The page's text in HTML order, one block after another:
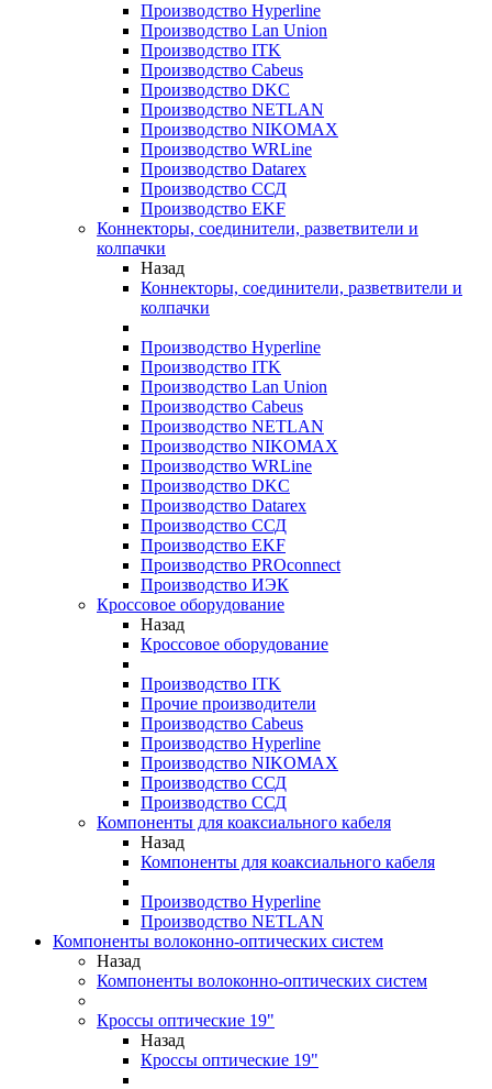
Производство Hyperline
Производство Lan Union
Производство ITK
Производство Cabeus
Производство DKC
Производство NETLAN
Производство NIKOMAX
Производство WRLine
Производство Datarex
Производство ССД
Производство EKF
Коннекторы, соединители, разветвители и
колпачки
Назад
Коннекторы, соединители, разветвители и
колпачки
Производство Hyperline
Производство ITK
Производство Lan Union
Производство Cabeus
Производство NETLAN
Производство NIKOMAX
Производство WRLine
Производство DKC
Производство Datarex
Производство ССД
Производство EKF
Производство PROconnect
Производство ИЭК
Кроссовое оборудование
Назад
Кроссовое оборудование
Производство ITK
Прочие производители
Производство Cabeus
Производство Hyperline
Производство NIKOMAX
Производство ССД
Производство ССД
Компоненты для коаксиального кабеля
Назад
Компоненты для коаксиального кабеля
Производство Hyperline
Производство NETLAN
Компоненты волоконно-оптических систем
Назад
Компоненты волоконно-оптических систем
Кроссы оптические 19"
Назад
Кроссы оптические 19"